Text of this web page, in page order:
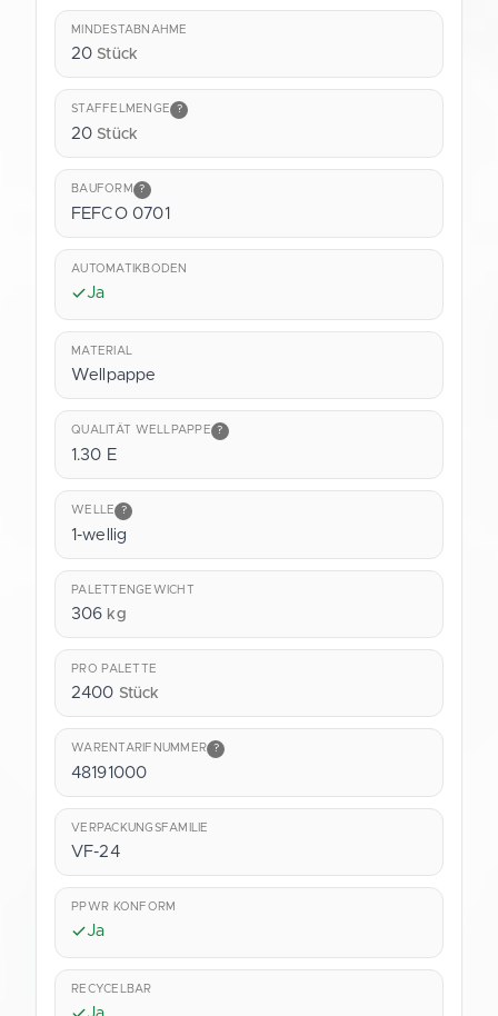
MINDESTABNAHME
20 Stück
STAFFELMENGE ?
20 Stück
BAUFORM ?
FEFCO 0701
AUTOMATIKBODEN
Ja
MATERIAL
Wellpappe
QUALITÄT WELLPAPPE ?
1.30 E
WELLE ?
1-wellig
PALETTENGEWICHT
306 kg
PRO PALETTE
2400 Stück
WARENTARIFNUMMER ?
48191000
VERPACKUNGSFAMILIE
VF-24
PPWR KONFORM
Ja
RECYCELBAR